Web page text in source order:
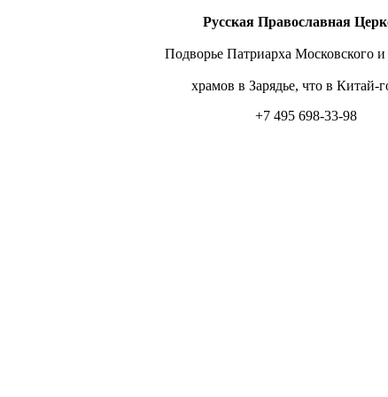
Русская Православная
Подворье Патриарха Московского и
храмов в Зарядье, что в Китай-
+7 495 698-33-98